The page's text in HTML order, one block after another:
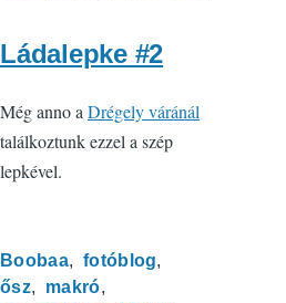
Ládalepke #2
Még anno a Drégely váránál
találkoztunk ezzel a szép
lepkével.
Boobaa
fotóblog
ősz
makró